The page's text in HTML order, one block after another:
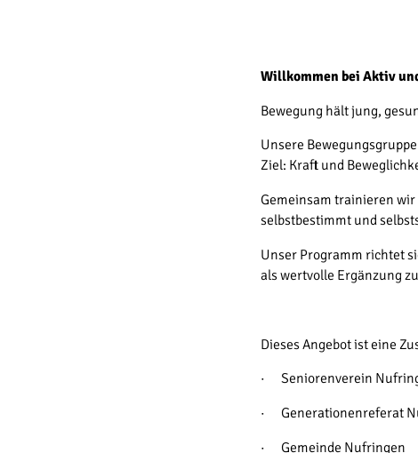
Willkommen bei Aktiv
Bewegung hält jung,
Unsere
Ziel: Kraft und
Gemeinsam trainieren
selbstbestimmt und
Unser Programm richtet
als wertvolle Ergänzung
Dieses Angebot ist eine
· Seniorenverein
· Generationenreferat
· Gemeinde Nufringen